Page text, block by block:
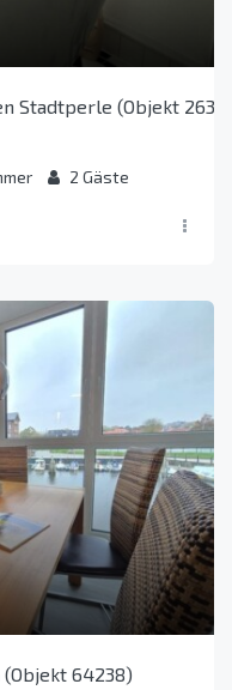
Stadtperle (Objekt
2 Gäste
64238)